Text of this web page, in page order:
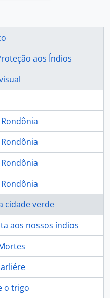
aos Índios
Rondônia
Rondônia
Rondônia
Rondônia
cidade verde
aos nossos índios
o trigo